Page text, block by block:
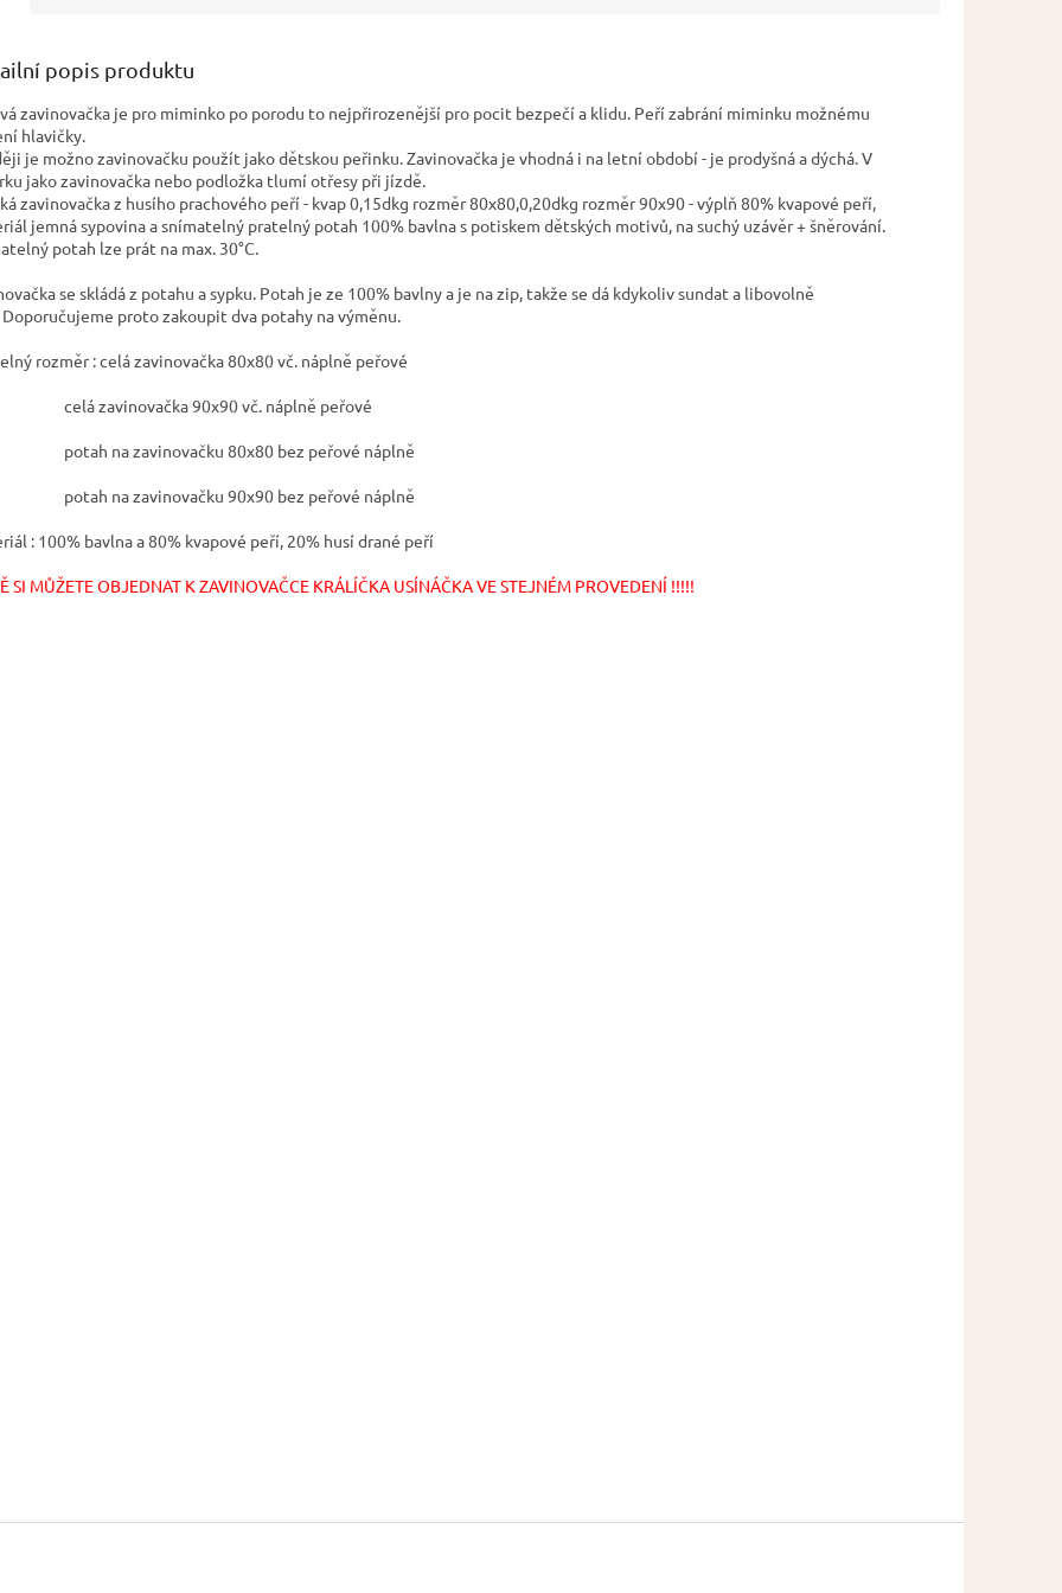
popis produktu
zavinovačka je pro miminko po porodu to nejpřirozenější pro pocit bezpečí a klidu. Peří zabrání miminku možnému
hlavičky.
je možno zavinovačku použít jako dětskou peřinku. Zavinovačka je vhodná i na letní období - je prodyšná a dýchá. V
jako zavinovačka nebo podložka tlumí otřesy při jízdě.
zavinovačka z husího prachového peří - kvap 0,15dkg rozměr 80x80,0,20dkg rozměr 90x90 - výplň 80% kvapové peří,
jemná sypovina a snímatelný pratelný potah 100% bavlna s potiskem dětských motivů, na suchý uzávěr + šněrování.
potah lze prát na max. 30°C.
se skládá z potahu a sypku. Potah je ze 100% bavlny a je na zip, takže se dá kdykoliv sundat a libovolně
proto zakoupit dva potahy na výměnu.
rozměr : celá zavinovačka 80x80 vč. náplně peřové
zavinovačka 90x90 vč. náplně peřové
na zavinovačku 80x80 bez peřové náplně
na zavinovačku 90x90 bez peřové náplně
: 100% bavlna a 80% kvapové peří, 20% husí drané peří
SI MŮŽETE OBJEDNAT K ZAVINOVAČCE KRÁLÍČKA USÍNÁČKA VE STEJNÉM PROVEDENÍ !!!!!